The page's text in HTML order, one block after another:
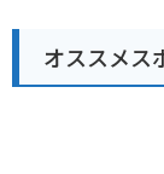
オススメス